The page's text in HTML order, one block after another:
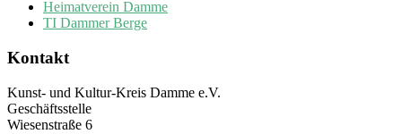
Heimatverein Damme
TI Dammer Berge
Kontakt
Kunst- und Kultur-Kreis Damme e.V.
Geschäftsstelle
Wiesenstraße 6